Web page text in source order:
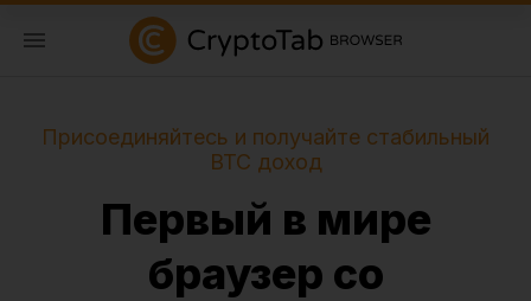
Присоединяйтесь и получайте стабильный
BTC доход
Первый в мире
браузер со